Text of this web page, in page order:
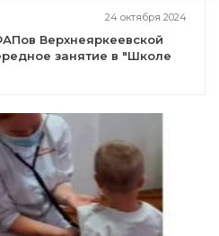
24 октября 2024
Верхнеяркеевской
занятие в "Школе